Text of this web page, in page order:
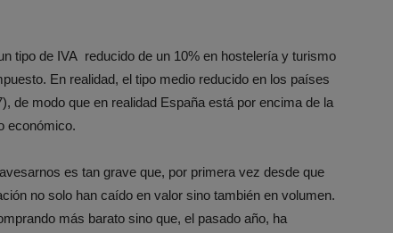
tipo de IVA reducido de un 10% en hostelería y turismo
En realidad, el tipo medio reducido en los países
de modo que en realidad España está por encima de la
económico.
es tan grave que, por primera vez desde que
no solo han caído en valor sino también en volumen.
más barato sino que, el pasado año, ha